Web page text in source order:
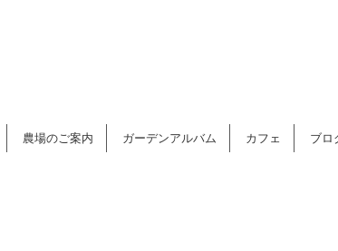
農場のご案内 ガーデンアルバム カフェ ブロ